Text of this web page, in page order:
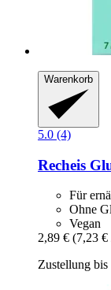
Warenkorb
5.0 (4)
Recheis
Für
Ohne
Vegan
2,89 € (7,23 €
Zustellung